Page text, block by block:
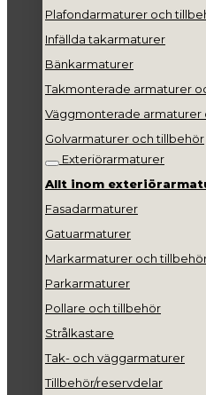
Plafondarmaturer och
Infällda takarmaturer
Bänkarmaturer
Takmonterade armaturer
Väggmonterade armaturer
Golvarmaturer och tillbehör
Exteriörarmaturer
Allt inom
Fasadarmaturer
Gatuarmaturer
Markarmaturer och
Parkarmaturer
Pollare och tillbehör
Strålkastare
Tak- och väggarmaturer
Tillbehör/reservdelar